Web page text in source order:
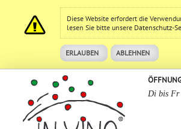
Diese Website erfordert die
lesen Sie bitte unsere Datenschutz-
ERLAUBEN ABLEHNEN
Di bis Fr